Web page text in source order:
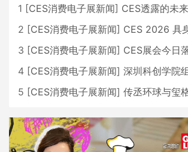
1 [CES消费电子展新闻] CES透露的未来：AI、机
2 [CES消费电子展新闻] CES 2026 具身智能与创
3 [CES消费电子展新闻] CES展会今日落幕 预计
4 [CES消费电子展新闻] 深圳科创学院组团
5 [CES消费电子展新闻] 传丞环球与玺格和